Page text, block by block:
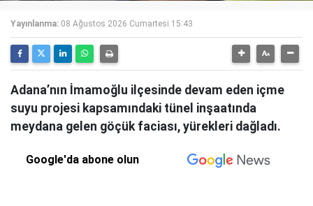
Yayınlanma: 08 Ağustos 2026 Cumartesi 15:43
Adana’nın İmamoğlu ilçesinde devam eden içme
suyu projesi kapsamındaki tünel inşaatında
meydana gelen göçük faciası, yürekleri dağladı.
Google'da abone olun